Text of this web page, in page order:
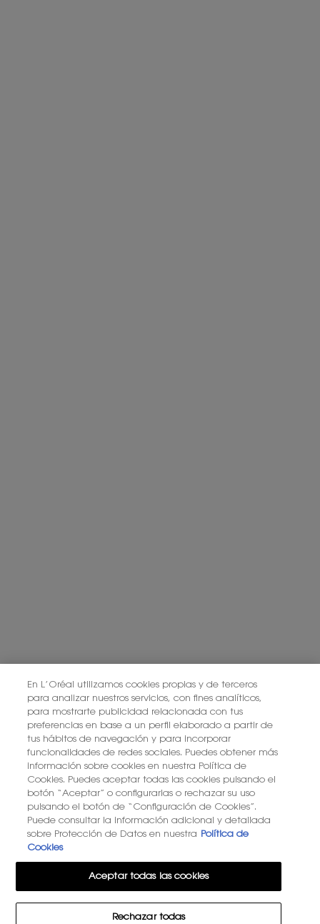
En L’Oréal utilizamos cookies propias y de terceros
para analizar nuestros servicios, con fines analíticos,
para mostrarte publicidad relacionada con tus
preferencias en base a un perfil elaborado a partir de
tus hábitos de navegación y para incorporar
funcionalidades de redes sociales. Puedes obtener más
información sobre cookies en nuestra Política de
Cookies. Puedes aceptar todas las cookies pulsando el
botón “Aceptar” o configurarlas o rechazar su uso
pulsando el botón de “Configuración de Cookies”.
Puede consultar la información adicional y detallada
sobre Protección de Datos en nuestra
Política de
Cookies
Rechazar todas
Aceptar todas las cookies